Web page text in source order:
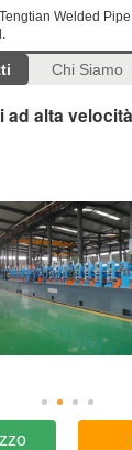
Welded
Chi Siamo
alta